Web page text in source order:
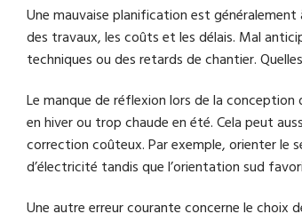
Une mauvaise planification est généralement
des travaux, les coûts et les délais. Mal
techniques ou des retards de chantier.
Le manque de réflexion lors de la
en hiver ou trop chaude en été. Cela peut
correction coûteux. Par exemple, orienter le
d’électricité tandis que l’orientation sud
Une autre erreur courante concerne le choix